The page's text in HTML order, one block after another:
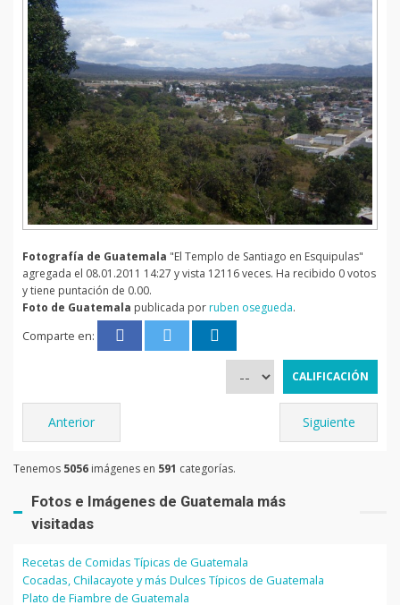
Fotografía de Guatemala "El Templo de Santiago en Esquipulas"
agregada el 08.01.2011 14:27 y vista 12116 veces. Ha recibido 0 votos
y tiene puntación de 0.00.
Foto de Guatemala publicada porruben osegueda.
Comparte en:
Anterior Siguiente
Tenemos 5056 imágenes en 591 categorías.
Fotos e Imágenes de Guatemala más
visitadas
Recetas de Comidas Típicas de Guatemala
Cocadas, Chilacayote y más Dulces Típicos de Guatemala
Plato de Fiambre de Guatemala